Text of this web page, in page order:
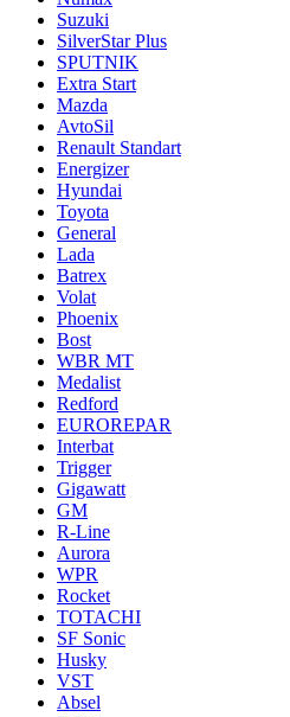
Suzuki
SilverStar Plus
SPUTNIK
Extra Start
Mazda
AvtoSil
Renault Standart
Energizer
Hyundai
Toyota
General
Lada
Batrex
Volat
Phoenix
Bost
WBR MT
Medalist
Redford
EUROREPAR
Interbat
Trigger
Gigawatt
GM
R-Line
Aurora
WPR
Rocket
TOTACHI
SF Sonic
Husky
VST
Absel